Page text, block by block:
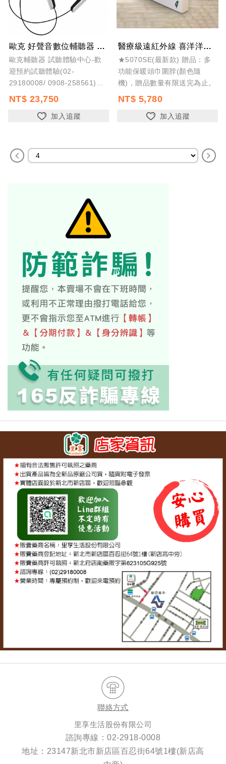
歐克 好聲音數位輔聽器 第二代 銀色 SA0361
歐克輔聽器 試聽體驗中心-歡
迎預約試聽體驗(02-
29180008/ 0908-258561)
歐克好聲音數位輔聽器 第二
主機/耳機分離式設計，收音更
NT$ 23,750
加入追蹤
醫療級遠紅外線 喜洋洋熱敷墊5070SE (最新款可拆洗) 50x70公分 電熱...
★5070SE(最新款) 贈品：多
功能保暖頭巾圍脖(顏色隨
機)，贈品數量有限送完為止。
NT$ 5,780
加入追蹤
聯絡方式
里享生活股份有限公司
諮詢專線：02-2918-0008
地址：23147新北市新店區百忍街64號1樓(新店高